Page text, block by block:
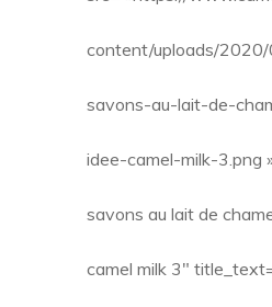
content/uploads/
savons-au-lait-de-
idee-camel-milk-3.png
savons au lait de
camel milk 3″